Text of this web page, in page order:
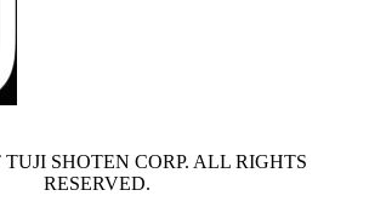
SHOTEN CORP. ALL RIGHTS
RESERVED.